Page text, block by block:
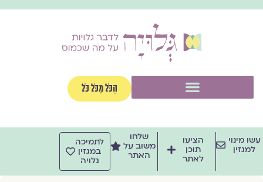
הַכֹּל מִכֹּל כֹּל
מינוי
למגזין
הציעו
תוכן
לאתר
שלחו
משוב על
האתר
לתמיכה
במגזין
גלויה